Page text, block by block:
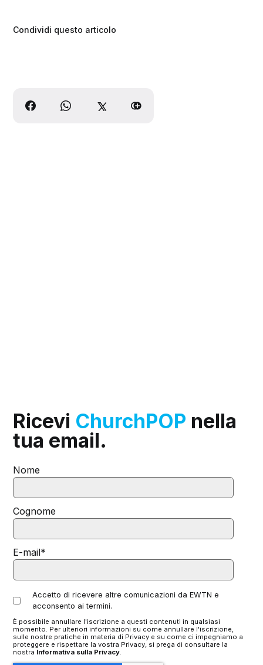
Condividi questo articolo
Ricevi ChurchPOP nella
tua email.
Nome
Cognome
E-mail*
Accetto di ricevere altre comunicazioni da EWTN e
acconsento ai termini.
È possibile annullare l'iscrizione a questi contenuti in qualsiasi
momento. Per ulteriori informazioni su come annullare l'iscrizione,
sulle nostre pratiche in materia di Privacy e su come ci impegniamo a
proteggere e rispettare la vostra Privacy, si prega di consultare la
nostra Informativa sulla Privacy.